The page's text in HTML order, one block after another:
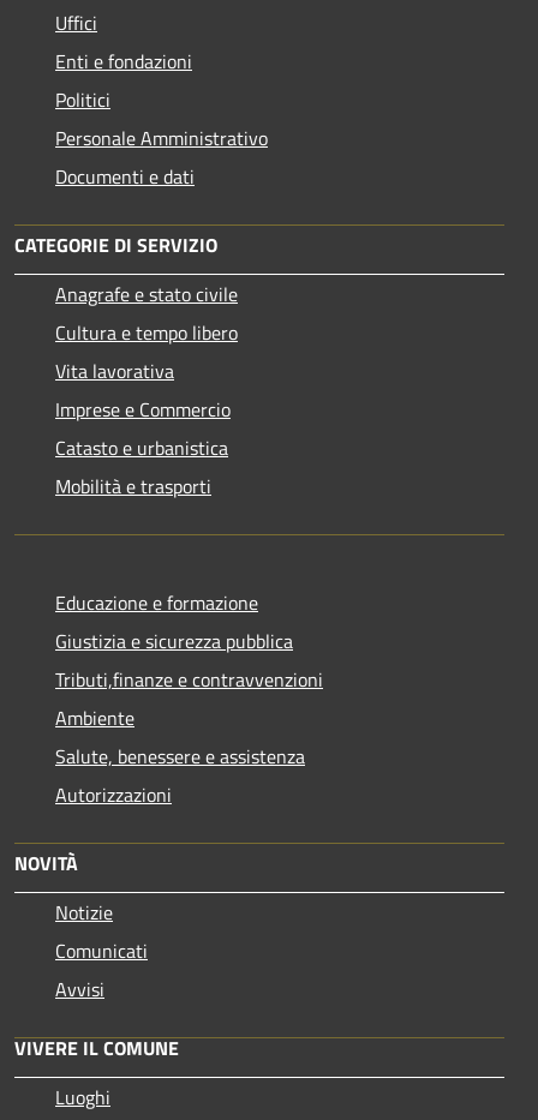
Uffici
Enti e fondazioni
Politici
Personale Amministrativo
Documenti e dati
CATEGORIE DI SERVIZIO
Anagrafe e stato civile
Cultura e tempo libero
Vita lavorativa
Imprese e Commercio
Catasto e urbanistica
Mobilità e trasporti
Educazione e formazione
Giustizia e sicurezza pubblica
Tributi,finanze e contravvenzioni
Ambiente
Salute, benessere e assistenza
Autorizzazioni
NOVITÀ
Notizie
Comunicati
Avvisi
VIVERE IL COMUNE
Luoghi